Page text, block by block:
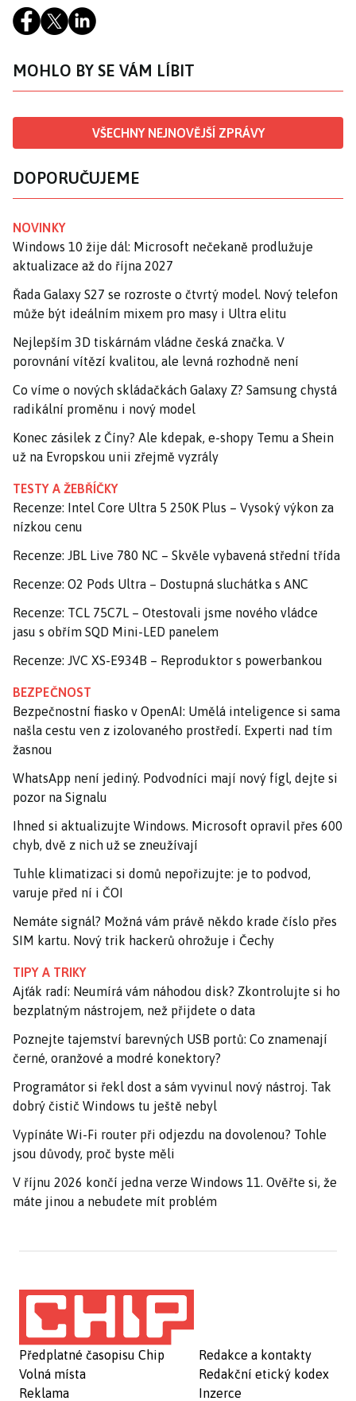
MOHLO BY SE VÁM LÍBIT
VŠECHNY NEJNOVĚJŠÍ ZPRÁVY
DOPORUČUJEME
NOVINKY
Windows 10 žije dál: Microsoft nečekaně prodlužuje
aktualizace až do října 2027
Řada Galaxy S27 se rozroste o čtvrtý model. Nový telefon
může být ideálním mixem pro masy i Ultra elitu
Nejlepším 3D tiskárnám vládne česká značka. V
porovnání vítězí kvalitou, ale levná rozhodně není
Co víme o nových skládačkách Galaxy Z? Samsung chystá
radikální proměnu i nový model
Konec zásilek z Číny? Ale kdepak, e-shopy Temu a Shein
už na Evropskou unii zřejmě vyzrály
TESTY A ŽEBŘÍČKY
Recenze: Intel Core Ultra 5 250K Plus – Vysoký výkon za
nízkou cenu
Recenze: JBL Live 780 NC – Skvěle vybavená střední třída
Recenze: O2 Pods Ultra – Dostupná sluchátka s ANC
Recenze: TCL 75C7L – Otestovali jsme nového vládce
jasu s obřím SQD Mini-LED panelem
Recenze: JVC XS-E934B – Reproduktor s powerbankou
BEZPEČNOST
Bezpečnostní fiasko v OpenAI: Umělá inteligence si sama
našla cestu ven z izolovaného prostředí. Experti nad tím
žasnou
WhatsApp není jediný. Podvodníci mají nový fígl, dejte si
pozor na Signalu
Ihned si aktualizujte Windows. Microsoft opravil přes 600
chyb, dvě z nich už se zneužívají
Tuhle klimatizaci si domů nepořizujte: je to podvod,
varuje před ní i ČOI
Nemáte signál? Možná vám právě někdo krade číslo přes
SIM kartu. Nový trik hackerů ohrožuje i Čechy
TIPY A TRIKY
Ajťák radí: Neumírá vám náhodou disk? Zkontrolujte si ho
bezplatným nástrojem, než přijdete o data
Poznejte tajemství barevných USB portů: Co znamenají
černé, oranžové a modré konektory?
Programátor si řekl dost a sám vyvinul nový nástroj. Tak
dobrý čistič Windows tu ještě nebyl
Vypínáte Wi-Fi router při odjezdu na dovolenou? Tohle
jsou důvody, proč byste měli
V říjnu 2026 končí jedna verze Windows 11. Ověřte si, že
máte jinou a nebudete mít problém
Předplatné časopisu Chip
Volná místa
Reklama
Redakce a kontakty
Redakční etický kodex
Inzerce